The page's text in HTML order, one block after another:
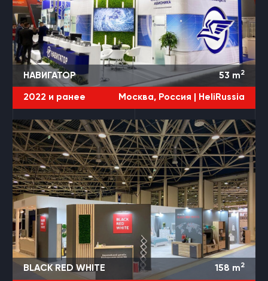
НАВИГАТОР 53 m2
2022 и ранее Москва, Россия | HeliRussia
BLACK RED WHITE 158 m2